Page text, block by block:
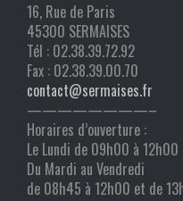
16, Rue de Paris
45300 SERMAISES
Tél : 02.38.39.72.92
Fax : 02.38.39.00.70
contact@sermaises.fr
————————–
Horaires d’ouverture :
Le Lundi de 09h00 à 12h00
Du Mardi au Vendredi
de 08h45 à 12h00 et de